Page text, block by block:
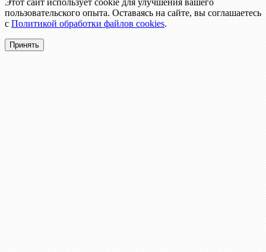
Этот сайт использует cookie для улучшения вашего
пользовательского опыта. Оставаясь на сайте, вы соглашаетесь
с Политикой обработки файлов cookies.
Принять